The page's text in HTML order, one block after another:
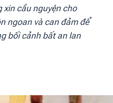
xin cầu nguyện cho
ngoan và can đảm để
bối cảnh bất an lan